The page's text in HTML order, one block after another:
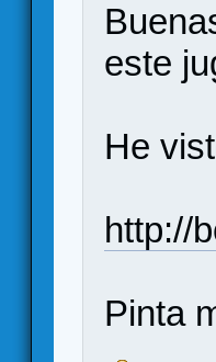
este
He
http://
Pinta